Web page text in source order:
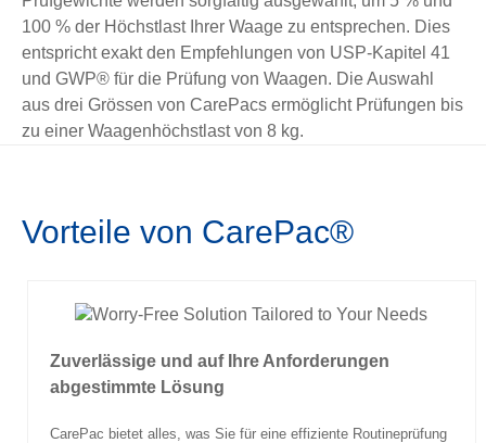
100 % der Höchstlast Ihrer Waage zu entsprechen. Dies
entspricht exakt den Empfehlungen von USP-Kapitel 41
und GWP® für die Prüfung von Waagen. Die Auswahl
aus drei Grössen von CarePacs ermöglicht Prüfungen bis
zu einer Waagenhöchstlast von 8 kg.
Vorteile von CarePac®
Zuverlässige und auf Ihre Anforderungen
abgestimmte Lösung
CarePac bietet alles, was Sie für eine effiziente Routineprüfung